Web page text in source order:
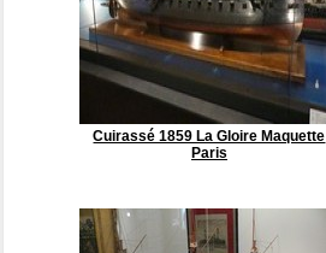
Cuirassé 1859 La Gloire Maquette
Paris